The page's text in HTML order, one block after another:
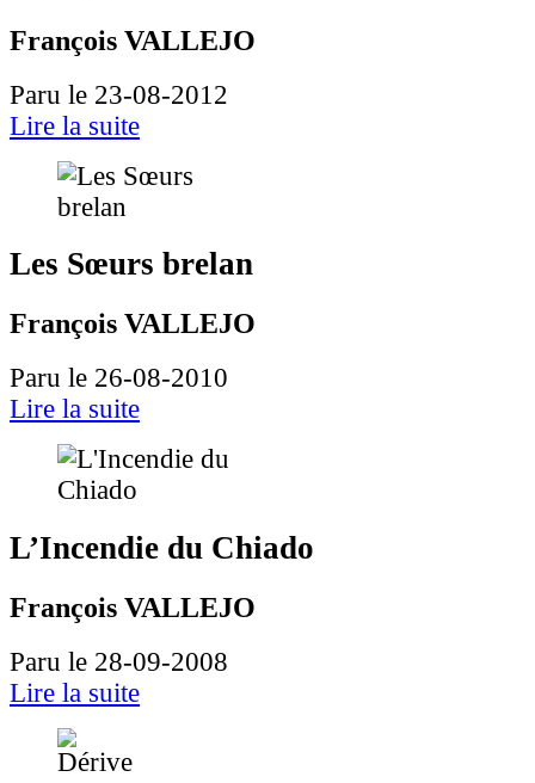
François VALLEJO
Paru le 23-08-2012
Lire la suite
Les Sœurs brelan
François VALLEJO
Paru le 26-08-2010
Lire la suite
L’Incendie du Chiado
François VALLEJO
Paru le 28-09-2008
Lire la suite